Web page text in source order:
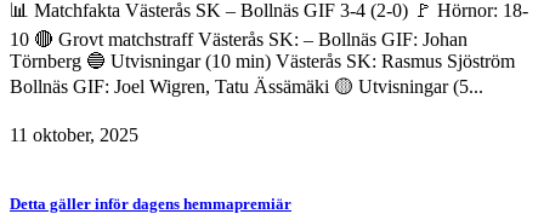
📊 Matchfakta Västerås SK – Bollnäs GIF 3-4 (2-0) 🚩 Hörnor: 18-
10 🔴 Grovt matchstraff Västerås SK: – Bollnäs GIF: Johan
Törnberg 🔵 Utvisningar (10 min) Västerås SK: Rasmus Sjöström
Bollnäs GIF: Joel Wigren, Tatu Ässämäki 🟡 Utvisningar (5...
11 oktober, 2025
Detta gäller inför dagens hemmapremiär